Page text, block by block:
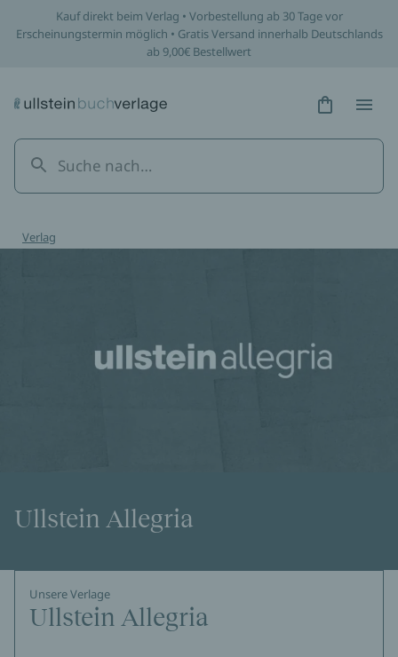
Kauf direkt beim Verlag • Vorbestellung ab 30 Tage vor
Erscheinungstermin möglich • Gratis Versand innerhalb Deutschlands
ab 9,00€ Bestellwert
Hidden
Verlag
Ullstein Allegria
Unsere Verlage
Ullstein Allegria